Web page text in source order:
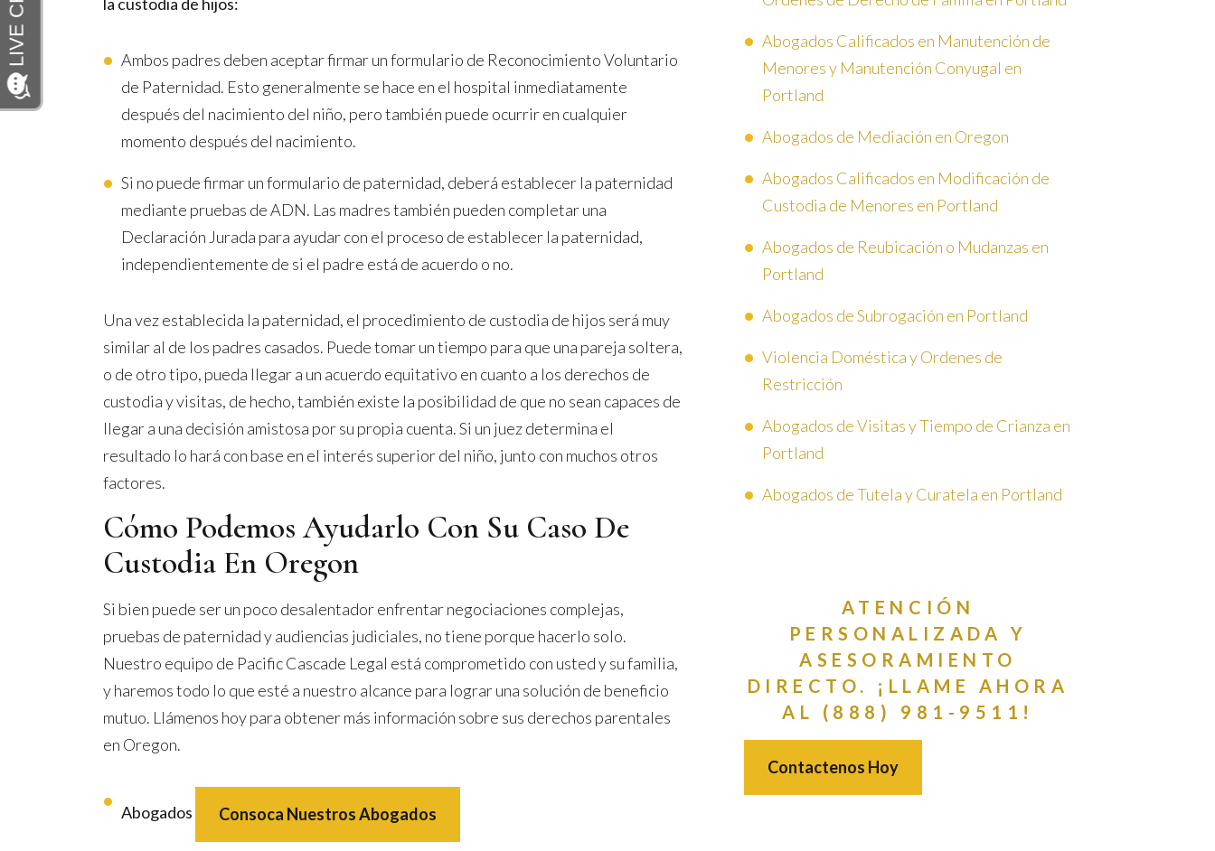
Ambos padres deben aceptar firmar un formulario de Reconocimiento Voluntario
de Paternidad. Esto generalmente se hace en el hospital inmediatamente
después del nacimiento del niño, pero también puede ocurrir en cualquier
momento después del nacimiento.
Si no puede firmar un formulario de paternidad, deberá establecer la paternidad
mediante pruebas de ADN. Las madres también pueden completar una
Declaración Jurada para ayudar con el proceso de establecer la paternidad,
independientemente de si el padre está de acuerdo o no.
Una vez establecida la paternidad, el procedimiento de custodia de hijos será muy
similar al de los padres casados. Puede tomar un tiempo para que una pareja soltera,
o de otro tipo, pueda llegar a un acuerdo equitativo en cuanto a los derechos de
custodia y visitas, de hecho, también existe la posibilidad de que no sean capaces de
llegar a una decisión amistosa por su propia cuenta. Si un juez determina el
resultado lo hará con base en el interés superior del niño, junto con muchos otros
factores.
Cómo Podemos Ayudarlo Con Su Caso De
Custodia En Oregon
Si bien puede ser un poco desalentador enfrentar negociaciones complejas,
pruebas de paternidad y audiencias judiciales, no tiene porque hacerlo solo.
Nuestro equipo de Pacific Cascade Legal está comprometido con usted y su familia,
y haremos todo lo que esté a nuestro alcance para lograr una solución de beneficio
mutuo. Llámenos hoy para obtener más información sobre sus derechos parentales
en Oregon.
Abogados Consoca Nuestros Abogados
Abogados Calificados en Manutención de
Menores y Manutención Conyugal en
Portland
Abogados de Mediación en Oregon
Abogados Calificados en Modificación de
Custodia de Menores en Portland
Abogados de Reubicación o Mudanzas en
Portland
Abogados de Subrogación en Portland
Violencia Doméstica y Ordenes de
Restricción
Abogados de Visitas y Tiempo de Crianza en
Portland
Abogados de Tutela y Curatela en Portland
ATENCIÓN
PERSONALIZADA Y
ASESORAMIENTO
DIRECTO. ¡LLAME AHORA
AL (888) 981-9511!
Contactenos Hoy